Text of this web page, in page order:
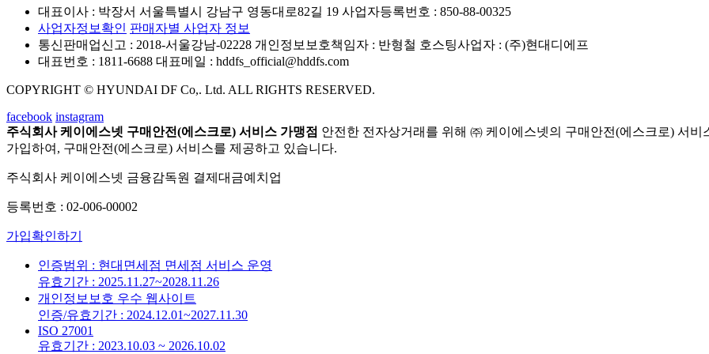
대표이사 : 박장서 서울특별시 강남구 영동대로82길 19 사업자등록번호 : 850-88-00325
사업자정보확인 판매자별 사업자 정보
통신판매업신고 : 2018-서울강남-02228 개인정보보호책임자 : 반형철 호스팅사업자 : (주)현대디에프
대표번호 : 1811-6688 대표메일 : hddfs_official@hddfs.com
COPYRIGHT © HYUNDAI DF Co,. Ltd. ALL RIGHTS RESERVED.
facebook instagram
주식회사 케이에스넷 구매안전(에스크로) 서비스 가맹점 안전한 전자상거래를 위해 ㈜ 케이에스넷의 구매안전(에스크로) 서비
가입하여, 구매안전(에스크로) 서비스를 제공하고 있습니다.
주식회사 케이에스넷 금융감독원 결제대금예치업
등록번호 : 02-006-00002
가입확인하기
인증범위 : 현대면세점 면세점 서비스 운영
유효기간 : 2025.11.27~2028.11.26
개인정보보호 우수 웹사이트
인증/유효기간 : 2024.12.01~2027.11.30
ISO 27001
유효기간 : 2023.10.03 ~ 2026.10.02